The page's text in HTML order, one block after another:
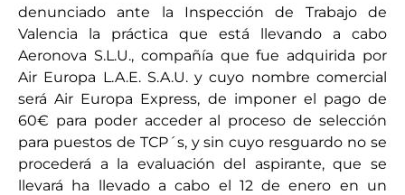
denunciado ante la Inspección de Trabajo de
Valencia la práctica que está llevando a cabo
Aeronova S.L.U., compañía que fue adquirida por
Air Europa L.A.E. S.A.U. y cuyo nombre comercial
será Air Europa Express, de imponer el pago de
60€ para poder acceder al proceso de selección
para puestos de TCP´s, y sin cuyo resguardo no se
procederá a la evaluación del aspirante, que se
llevará ha llevado a cabo el 12 de enero en un